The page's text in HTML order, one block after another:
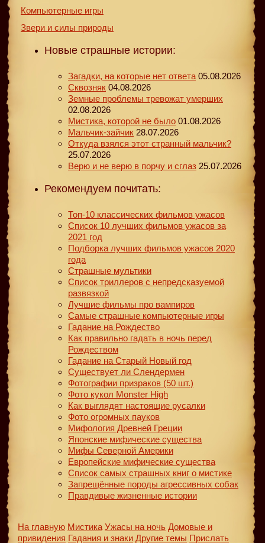
Компьютерные игры
Звери и силы природы
Новые страшные истории:
Загадки, на которые нет ответа 05.08.2026
Сквозняк 04.08.2026
Земные проблемы тревожат умерших
02.08.2026
Мистика, которой не было 01.08.2026
Мальчик-зайчик 28.07.2026
Откуда взялся этот странный мальчик?
25.07.2026
Верю и не верю в порчу и сглаз 25.07.2026
Рекомендуем почитать:
Топ-10 классических фильмов ужасов
Список 10 лучших фильмов ужасов за
2021 год
Подборка лучших фильмов ужасов 2020
года
Страшные мультики
Список триллеров с непредсказуемой
развязкой
Лучшие фильмы про вампиров
Самые страшные компьютерные игры
Гадание на Рождество
Как правильно гадать в ночь перед
Рождеством
Гадание на Старый Новый год
Существует ли Слендермен
Фотографии призраков (50 шт.)
Фото кукол Monster High
Как выглядят настоящие русалки
Фото огромных пауков
Мифология Древней Греции
Японские мифические существа
Мифы Северной Америки
Европейские мифические существа
Список самых страшных книг о мистике
Запрещённые породы агрессивных собак
Правдивые жизненные истории
На главную Мистика Ужасы на ночь Домовые и
привидения Гадания и знаки Другие темы Прислать